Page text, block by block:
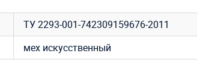
ТУ 2293-001-742309159676-2011
мех искусственный